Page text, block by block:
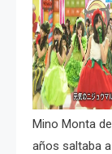
Mino Monta
años saltaba